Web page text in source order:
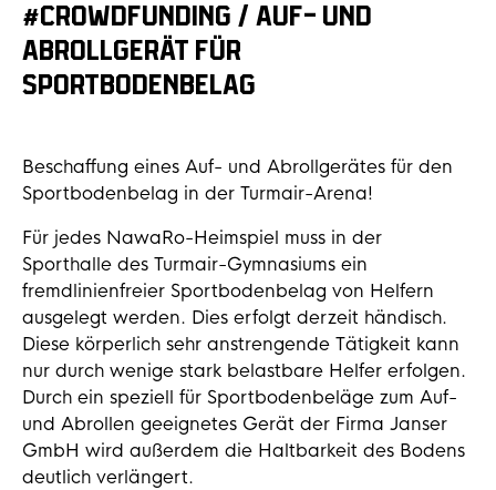
#CROWDFUNDING / AUF- UND
ABROLLGERÄT FÜR
SPORTBODENBELAG
Beschaffung eines Auf- und Abrollgerätes für den
Sportbodenbelag in der Turmair-Arena!
Für jedes NawaRo-Heimspiel muss in der
Sporthalle des Turmair-Gymnasiums ein
fremdlinienfreier Sportbodenbelag von Helfern
ausgelegt werden. Dies erfolgt derzeit händisch.
Diese körperlich sehr anstrengende Tätigkeit kann
nur durch wenige stark belastbare Helfer erfolgen.
Durch ein speziell für Sportbodenbeläge zum Auf-
und Abrollen geeignetes Gerät der Firma Janser
GmbH wird außerdem die Haltbarkeit des Bodens
deutlich verlängert.